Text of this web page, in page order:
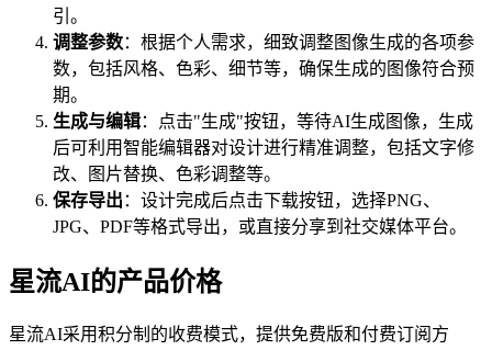
引。
调整参数：根据个人需求，细致调整图像生成的各项参
数，包括风格、色彩、细节等，确保生成的图像符合预
期。
生成与编辑：点击"生成"按钮，等待AI生成图像，生成
后可利用智能编辑器对设计进行精准调整，包括文字修
改、图片替换、色彩调整等。
保存导出 ：设计完成后点击下载按钮，选择PNG、
JPG、PDF等格式导出，或直接分享到社交媒体平台。
星流AI的产品价格
星流AI采用积分制的收费模式，提供免费版和付费订阅方